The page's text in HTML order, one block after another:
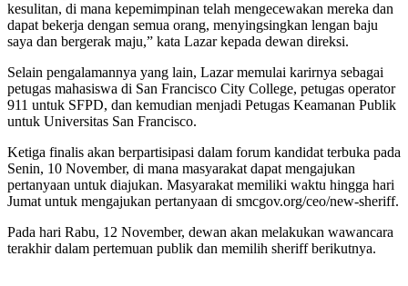
kesulitan, di mana kepemimpinan telah mengecewakan mereka dan
dapat bekerja dengan semua orang, menyingsingkan lengan baju
saya dan bergerak maju,” kata Lazar kepada dewan direksi.
Selain pengalamannya yang lain, Lazar memulai karirnya sebagai
petugas mahasiswa di San Francisco City College, petugas operator
911 untuk SFPD, dan kemudian menjadi Petugas Keamanan Publik
untuk Universitas San Francisco.
Ketiga finalis akan berpartisipasi dalam forum kandidat terbuka pada
Senin, 10 November, di mana masyarakat dapat mengajukan
pertanyaan untuk diajukan. Masyarakat memiliki waktu hingga hari
Jumat untuk mengajukan pertanyaan di smcgov.org/ceo/new-sheriff.
Pada hari Rabu, 12 November, dewan akan melakukan wawancara
terakhir dalam pertemuan publik dan memilih sheriff berikutnya.